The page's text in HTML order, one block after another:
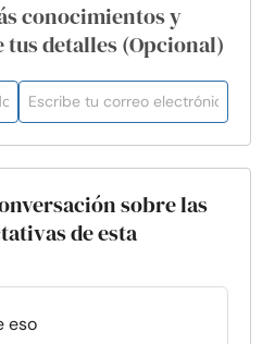
conocimientos y
tus detalles (Opcional)
sobre las
de esta
eso